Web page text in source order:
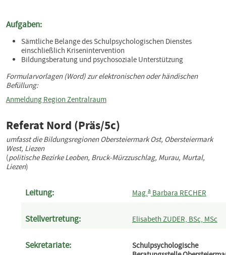
Aufgaben:
Sämtliche Belange des Schulpsychologischen Dienstes
einschließlich Krisenintervention
Bildungsberatung und psychosoziale Unterstützung
Formularvorlagen (Word) zur elektronischen oder händischen
Befüllung:
Anmeldung Region Zentralraum
Referat Nord (Präs/5c)
umfasst die Bildungsregionen Obersteiermark Ost, Obersteiermark
West, Liezen
(politische Bezirke Leoben, Bruck‐Mürzzuschlag, Murau, Murtal,
Liezen)
Leitung: Mag.aBarbara RECHER
Stellvertretung: Elisabeth ZUDER, BSc, MSc
Sekretariate:
Schulpsychologische